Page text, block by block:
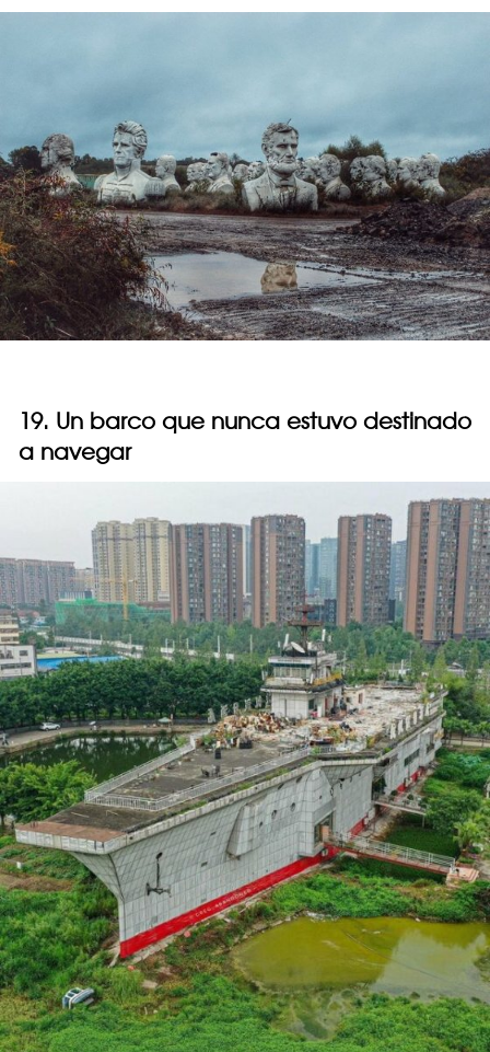
19. Un barco que nunca estuvo destinado
a navegar